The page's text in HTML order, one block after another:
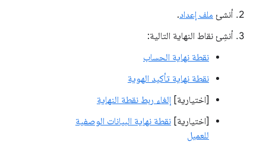
أنشئ ملف إعداد.
أنشِئ نقاط النهاية التالية:
نقطة نهاية الحساب
نقطة نهاية تأكيد الهوية
[اختيارية] إلغاء ربط نقطة النهاية
[اختيارية] نقطة نهاية البيانات الوصفية
للعميل